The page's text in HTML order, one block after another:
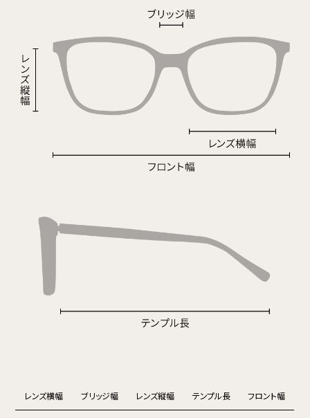
レンズ横幅 ブリッジ幅 レンズ縦幅 テンプル長 フロント幅